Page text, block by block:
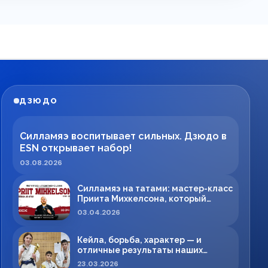
ДЗЮДО
Силламяэ воспитывает сильных. Дзюдо в
ESN открывает набор!
03.08.2026
Силламяэ на татами: мастер-класс
Приита Михкелсона, который
меняет правила игры в регионе
03.04.2026
Кейла, борьба, характер — и
отличные результаты наших
спортсменов!
23.03.2026